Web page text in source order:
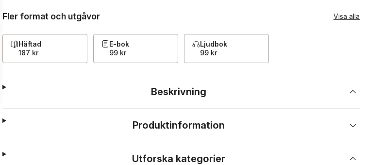
Fler format och utgåvor Visa alla
Häftad
187 kr
E-bok
99 kr
Ljudbok
99 kr
Beskrivning
Produktinformation
Utforska kategorier